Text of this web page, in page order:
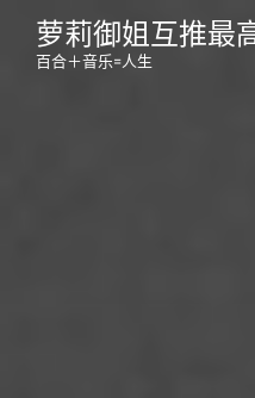
萝莉御姐互推最
百合＋音乐=人生